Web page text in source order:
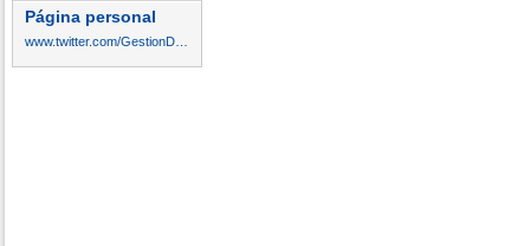
Página personal